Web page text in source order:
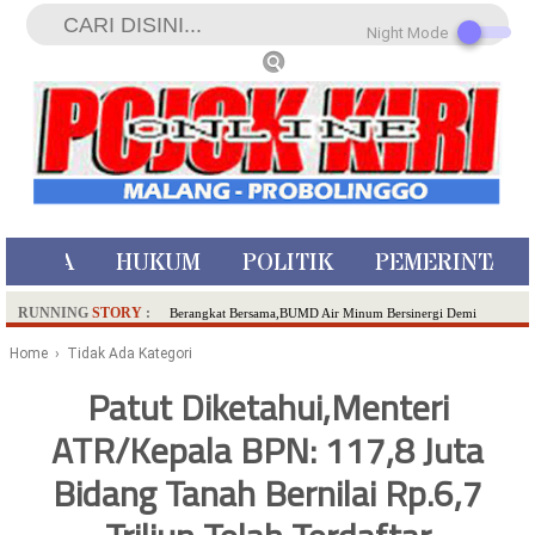
HUKUM POLITIK
RUNNING STORY : Berangkat Bersama,BUMD Air Minum Bersinergi Demi
Ditangkap di Kediri,Satu Buron
Literasi Melalui LASKAR JODA, Usung Filosofi Gelar Sehelai
Tikar
Ambulance Dari Berbagai Daerah Padati Kota Wisata Batu
Home › Tidak Ada Kategori
Patut Diketahui,Menteri
ATR/Kepala BPN: 117,8 Juta
Bidang Tanah Bernilai Rp.6,7
Night Mode